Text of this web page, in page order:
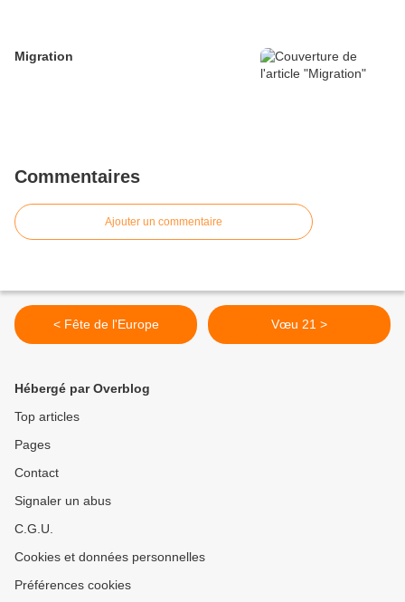
Migration
Commentaires
Ajouter un commentaire
< Fête de l'Europe Vœu 21 >
Hébergé par Overblog
Top articles
Pages
Contact
Signaler un abus
C.G.U.
Cookies et données personnelles
Préférences cookies